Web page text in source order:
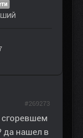
сгоревшем
да нашел в
#269273